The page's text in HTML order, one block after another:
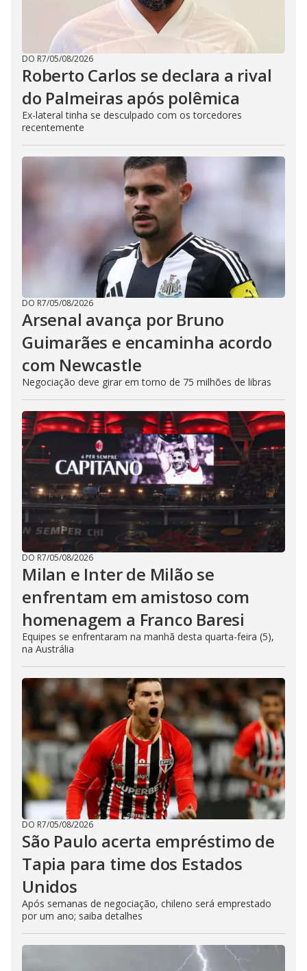
DO R7/05/08/2026
Roberto Carlos se declara a rival
do Palmeiras após polêmica
Ex-lateral tinha se desculpado com os torcedores
recentemente
DO R7/05/08/2026
Arsenal avança por Bruno
Guimarães e encaminha acordo
com Newcastle
Negociação deve girar em torno de 75 milhões de libras
DO R7/05/08/2026
Milan e Inter de Milão se
enfrentam em amistoso com
homenagem a Franco Baresi
Equipes se enfrentaram na manhã desta quarta-feira (5),
na Austrália
DO R7/05/08/2026
São Paulo acerta empréstimo de
Tapia para time dos Estados
Unidos
Após semanas de negociação, chileno será emprestado
por um ano; saiba detalhes